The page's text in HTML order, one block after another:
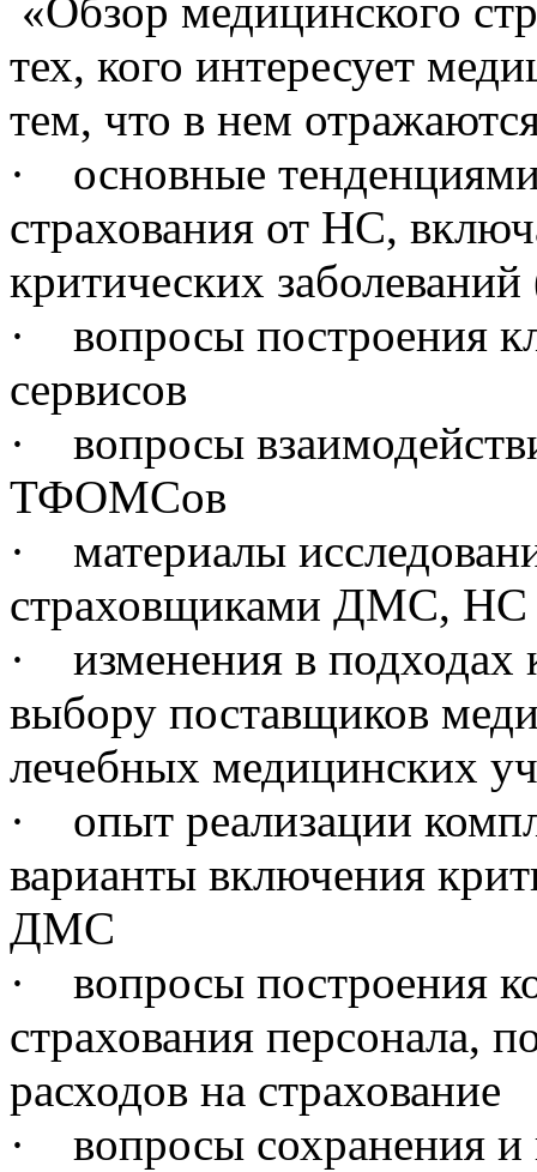
«Обзор медицинского
тех, кого интересует
тем, что в нем
· основные
страхования от НС,
критических
· вопросы построения
сервисов
· вопросы
ТФОМСов
· материалы
страховщиками ДМС,
· изменения в подходах
выбору поставщиков
лечебных медицинских
· опыт реализации
варианты включения
ДМС
· вопросы построения
страхования персонала,
расходов на страхование
· вопросы сохранения и